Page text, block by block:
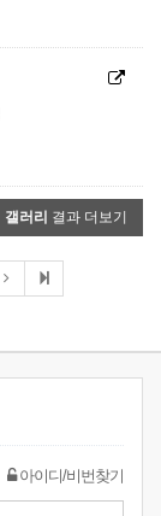
갤러리 결과 더보기
아이디/비번찾기